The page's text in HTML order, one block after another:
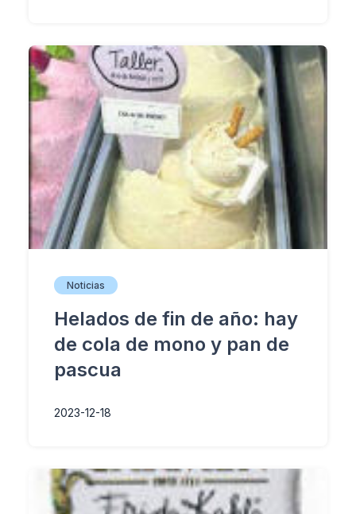
Noticias
Helados de fin de año: hay
de cola de mono y pan de
pascua
2023-12-18